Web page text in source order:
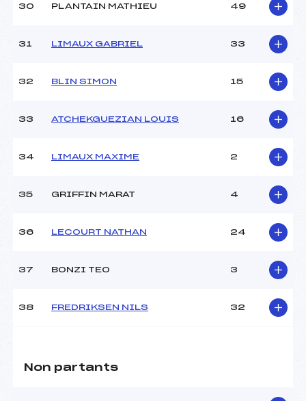
30 PLANTAIN MATHIEU 49
31 LIMAUX GABRIEL 33
32 BLIN SIMON 15
33 ATCHEKGUEZIAN LOUIS 16
34 LIMAUX MAXIME 2
35 GRIFFIN MARAT 4
36 LECOURT NATHAN 24
37 BONZI TEO 3
38 FREDRIKSEN NILS 32
Non partants